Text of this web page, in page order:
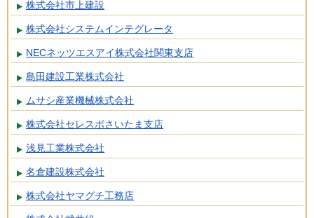
株式会社市上建設
株式会社システムインテグレータ
NECネッツエスアイ株式会社関東支店
島田建設工業株式会社
ムサシ産業機械株式会社
株式会社セレスポさいたま支店
浅見工業株式会社
名倉建設株式会社
株式会社ヤマグチ工務店